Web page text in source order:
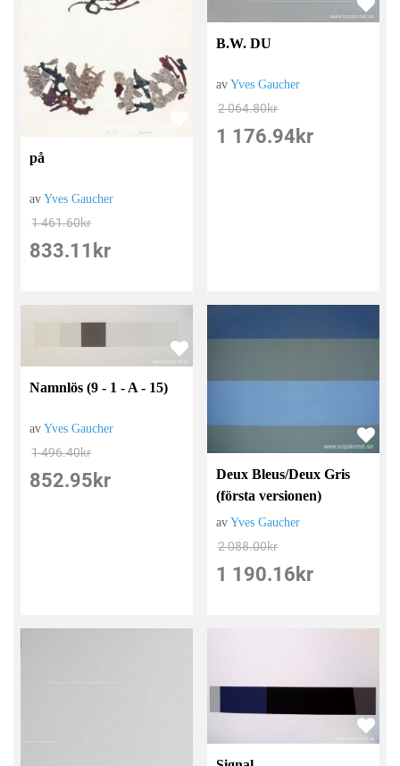
på
avYves Gaucher
1 461.60kr
833.11 kr
B.W. DU
avYves Gaucher
2 064.80kr
1 176.94 kr
Namnlös (9 - 1 - A - 15)
avYves Gaucher
1 496.40kr
852.95 kr
Deux Bleus/Deux Gris
(första versionen)
avYves Gaucher
2 088.00kr
1 190.16 kr